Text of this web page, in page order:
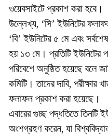
ওয়েবসাইটে প্রকাশ করা হবে।
উল্লেখ্য, ‘সি’ ইউনিটের
‘বি’ ইউনিটের ৫ মে এবং
হয় ১৩ মে। প্রতিটি ইউনিটের
পরিবেশে অনুষ্ঠিত হয়েছে বলে
কমিটি। তাদের দাবি, পরীক্ষার
ফলাফল প্রকাশ করা হয়েছে।
এবারের গুচ্ছ পদ্ধতিতে তিনটি
অংশগ্রহণ করেন, যা